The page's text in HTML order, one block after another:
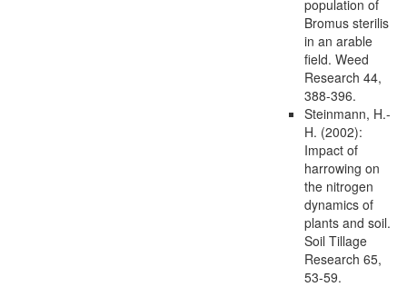
population of
Bromus sterilis
in an arable
field. Weed
Research 44,
388-396.
Steinmann, H.-
H. (2002):
Impact of
harrowing on
the nitrogen
dynamics of
plants and soil.
Soil Tillage
Research 65,
53-59.